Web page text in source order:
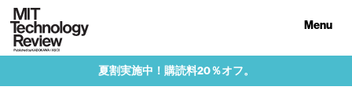
Menu
夏割実施中！購読料20％オフ。